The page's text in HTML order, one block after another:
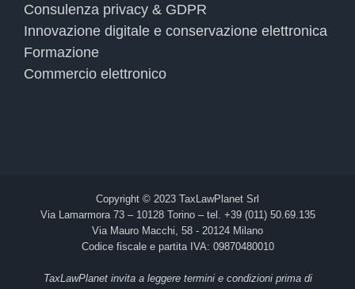
Consulenza privacy & GDPR
Innovazione digitale e conservazione elettronica
Formazione
Commercio elettronico
Copyright © 2023 TaxLawPlanet Srl
Via Lamarmora 73 – 10128 Torino – tel. +39 (011) 50.69.135
Via Mauro Macchi, 58 - 20124 Milano
Codice fiscale e partita IVA: 09870480010
TaxLawPlanet invita a leggere termini e condizioni prima di